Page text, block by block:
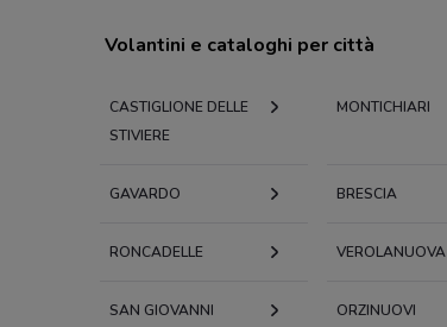
Volantini e cataloghi per città
CASTIGLIONE DELLE
STIVIERE
MONTICHIARI
GAVARDO BRESCIA
RONCADELLE VEROLANUOVA
SAN GIOVANNI
ORZINUOVI